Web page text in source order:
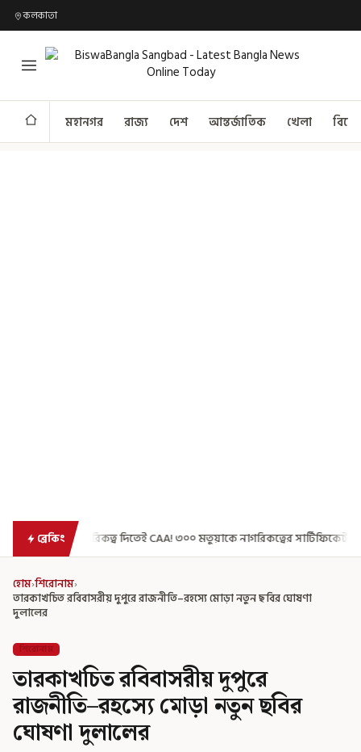
কলকাতা
মহানগর রাজ্য দেশ আন্তর্জাতিক খেলা
ব্রেকিং
সার্টিফিকেট দিয়ে বার্তা মুখ্যমন্ত্রীর সুরক্ষা নিয়ে আগেই
হোম›শিরোনাম›
তারকাখচিত রবিবাসরীয় দুপুরে রাজনীতি–রহস্যে মোড়া নতুন ছবির ঘোষণা
দুলালের
শিরোনাম
তারকাখচিত রবিবাসরীয় দুপুরে
রাজনীতি–রহস্যে মোড়া নতুন ছবির
ঘোষণা দুলালের